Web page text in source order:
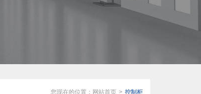
您现在的位置： 网站首页 控制柜